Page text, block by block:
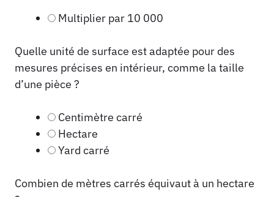
Multiplier par 10 000
Quelle unité de surface est adaptée pour des
mesures précises en intérieur, comme la taille
d’une pièce ?
Centimètre carré
Hectare
Yard carré
Combien de mètres carrés équivaut à un hectare